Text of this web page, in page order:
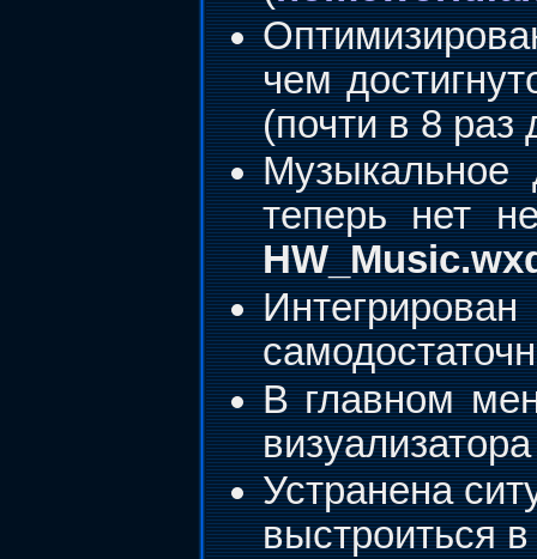
чем
(почти в 8 раз
Музыкальное
теперь нет
В главном
Устранена
выстроиться